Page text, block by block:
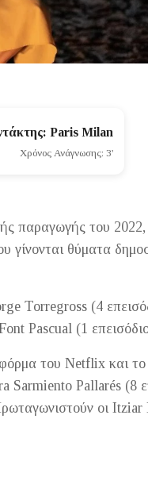
Paris Milan
Χρόνος Ανάγνωσης: 3'
παραγωγής του
γίνονται θύματα
Torregross (4
Pascual (1
του Netflix και
Sarmiento Pallarés (8
οι Itziar